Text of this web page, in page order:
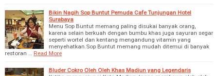
Bikin Nagih Sop Buntut Pemuda Cafe Tunjungan Hotel
Surabaya
Menu Sop Buntut memang paling disukai banyak orang,
karena selain berkuah dengan bumbu khas juga sayuran segar
seperti wortel dan kentang mengandung vitamin yang
menyehatkan.Sop Buntut memang mudah ditemui di banyak
restoran … Read More
Bluder Cokro Oleh Oleh Khas Madiun yang Legendaris